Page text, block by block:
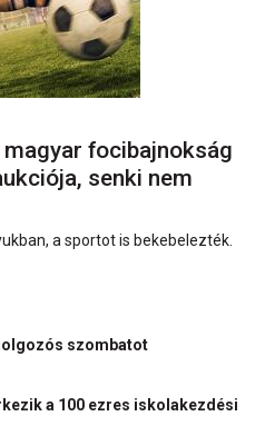
focibajnokság
senki nem
a sportot is bekebelezték.
szombatot
a 100 ezres iskolakezdési